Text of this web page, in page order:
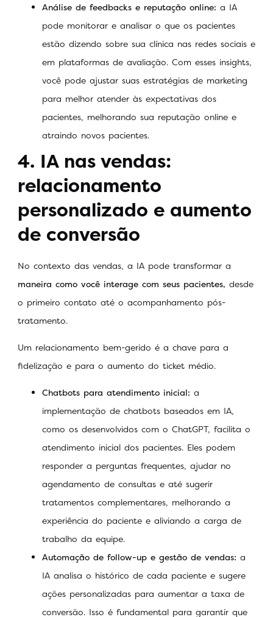
Análise de feedbacks e reputação online: a IA
pode monitorar e analisar o que os pacientes
estão dizendo sobre sua clínica nas redes sociais e
em plataformas de avaliação. Com esses insights,
você pode ajustar suas estratégias de marketing
para melhor atender às expectativas dos
pacientes, melhorando sua reputação online e
atraindo novos pacientes.
4. IA nas vendas:
relacionamento
personalizado e aumento
de conversão
No contexto das vendas, a IA pode transformar a
maneira como você interage com seus pacientes, desde
o primeiro contato até o acompanhamento pós-
tratamento.
Um relacionamento bem-gerido é a chave para a
fidelização e para o aumento do ticket médio.
Chatbots para atendimento inicial: a
implementação de chatbots baseados em IA,
como os desenvolvidos com o ChatGPT, facilita o
atendimento inicial dos pacientes. Eles podem
responder a perguntas frequentes, ajudar no
agendamento de consultas e até sugerir
tratamentos complementares, melhorando a
experiência do paciente e aliviando a carga de
trabalho da equipe.
Automação de follow-up e gestão de vendas: a
IA analisa o histórico de cada paciente e sugere
ações personalizadas para aumentar a taxa de
conversão. Isso é fundamental para garantir que